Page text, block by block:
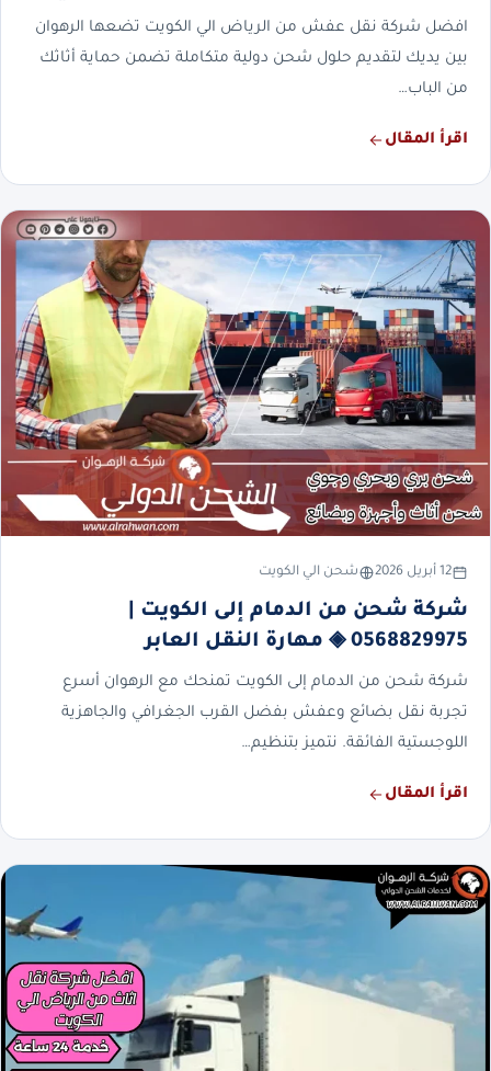
افضل شركة نقل عفش من الرياض الي الكويت تضعها الرهوان
بين يديك لتقديم حلول شحن دولية متكاملة تضمن حماية أثاثك
من الباب…
اقرأ المقال
12 أبريل 2026 شحن الي الكويت
شركة شحن من الدمام إلى الكويت |
0568829975 ◈ مهارة النقل العابر
شركة شحن من الدمام إلى الكويت تمنحك مع الرهوان أسرع
تجربة نقل بضائع وعفش بفضل القرب الجغرافي والجاهزية
اللوجستية الفائقة. نتميز بتنظيم…
اقرأ المقال